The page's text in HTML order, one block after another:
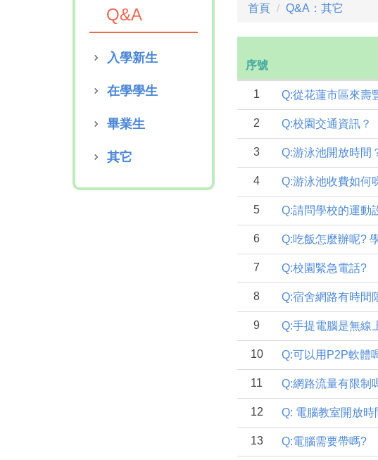
Q&A
入學新生
在學學生
畢業生
其它
首頁 Q&A：其它
序號
1 Q:從花蓮市區來壽
2 Q:校園交通資訊？
3 Q:游泳池開放時間
4 Q:游泳池收費如何
5 Q:請問學校的運動
6 Q:吃飯怎麼辦呢?
7 Q:校園緊急電話?
8 Q:宿舍網路有時間
9 Q:手提電腦是無線
10 Q:可以用P2P軟體
11 Q:網路流量有限制
12 Q: 電腦教室開放時
13 Q:電腦需要帶嗎?